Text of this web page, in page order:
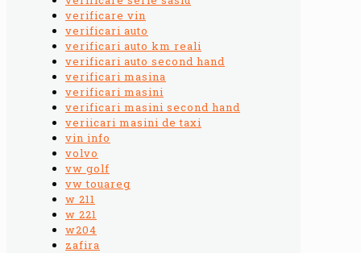
verificare vin
verificari auto
verificari auto km reali
verificari auto second hand
verificari masina
verificari masini
verificari masini second hand
veriicari masini de taxi
vin info
volvo
vw golf
vw touareg
w 211
w 221
w204
zafira